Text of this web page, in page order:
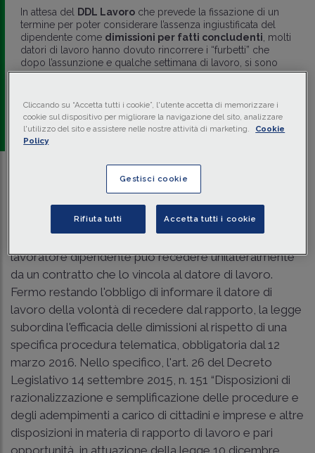
In attesa del DDL Lavoroche prevede la fissazione di un
termine per poter considerare l’assenza ingiustificata del
dipendente come dimissioni per fatti concludenti , molti
datori di lavoro hanno dovuto rincorrere i “furbetti” che
dopo l’assunzione e qualche settimana di lavoro, si sono
dileguati senza fornire alcuna giustificazione al fine di
licenziamentoper poi richiedere la NASpI.
di Mario Cassaro - Consulente del lavoro in Latina
Ascolta la news
Tempo di lettura9 min.
lavoratore dipendente può recedere unilateralmente
da un contratto che lo vincola al datore di lavoro.
Fermo restando l'obbligo di informare il datore di
lavoro della volontà di recedere dal rapporto, la legge
subordina l'efficacia delle dimissioni al rispetto di una
specifica procedura telematica, obbligatoria dal 12
marzo 2016. Nello specifico, l'art. 26 del Decreto
Legislativo 14 settembre 2015, n. 151 “Disposizioni di
razionalizzazione e semplificazione delle procedure e
degli adempimenti a carico di cittadini e imprese e altre
disposizioni in materia di rapporto di lavoro e pari
opportunità, in attuazione della legge 10 dicembre
Cliccando su “Accetta tutti i cookie”, l'utente accetta di memorizzare i
cookie sul dispositivo per migliorare la navigazione del sito, analizzare
l'utilizzo del sito e assistere nelle nostre attività di marketing.
Cookie
Policy
Gestisci cookie
Rifiuta tutti Accetta tutti i cookie